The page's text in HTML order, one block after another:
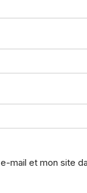
mail et mon site